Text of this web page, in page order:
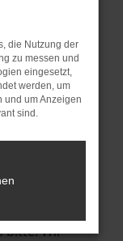
und dein
Stand
ein
nicht
bitte. Wir
die Nutzung der
zu messen und
eingesetzt,
werden, um
und um Anzeigen
sind.